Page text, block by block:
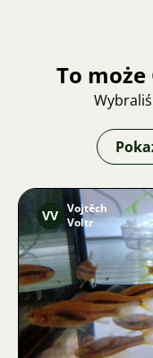
To
VV Vojtěch
Voltr